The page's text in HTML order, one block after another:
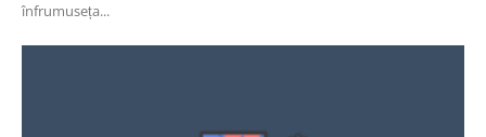
înfrumuseța...